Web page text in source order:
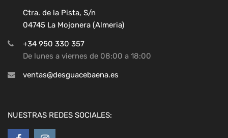
Ctra. de la Pista, S/n
04745 La Mojonera (Almeria)
+34 950 330 357
De lunes a viernes de 08:00 a 18:00
ventas@desguacebaena.es
NUESTRAS REDES SOCIALES: